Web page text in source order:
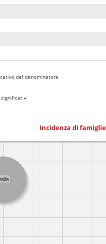
del denominatore
Incidenza di
Italia